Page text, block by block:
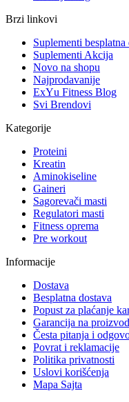
Brzi linkovi
Suplementi besplatna
Suplementi Akcija
Novo na shopu
Najprodavanije
ExYu Fitness Blog
Svi Brendovi
Kategorije
Proteini
Kreatin
Aminokiseline
Gaineri
Sagorevači masti
Regulatori masti
Fitness oprema
Pre workout
Informacije
Dostava
Besplatna dostava
Popust za plaćanje
Garancija na
Česta pitanja i
Povrat i reklamacije
Politika privatnosti
Uslovi korišćenja
Mapa Sajta